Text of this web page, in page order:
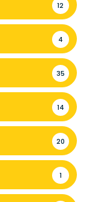
12
4
35
14
20
1